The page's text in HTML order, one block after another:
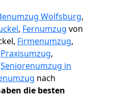
Wolfsburg,
, Fernumzug von
Firmenumzug,
Praxisumzug,
Seniorenumzug in
nach
die besten